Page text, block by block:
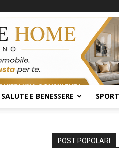
SALUTE E BENESSERE SPORT
POST POPOLARI